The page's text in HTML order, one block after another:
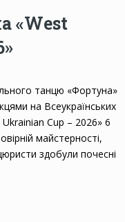
«West
танцю «Фортуна»
на Всеукраїнських
Ukrainian Cup – 2026» 6
майстерності,
здобули почесні